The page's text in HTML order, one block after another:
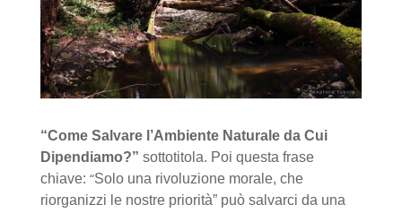
“Come Salvare l’Ambiente Naturale da Cui
Dipendiamo?” sottotitola. Poi questa frase
chiave: “Solo una rivoluzione morale, che
riorganizzi le nostre priorità” può salvarci da una